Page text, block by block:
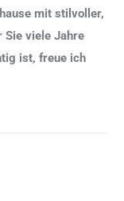
mit stilvoller,
Sie viele Jahre
ist, freue ich